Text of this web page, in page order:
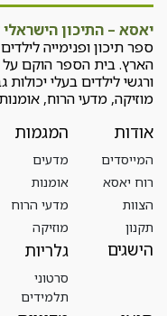
יאסא – התיכון הישראלי
ספר תיכון ופנימייה
הארץ. בית הספר הוקם
ורגשי לילדים בעלי
מוזיקה, מדעי הרוח,
אודות
המייסדים
רוח יאסא
הצוות
תקנון
המגמות
מדעים
אומנות
מדעי הרוח
מוזיקה
הישגים גלריות
סרטוני
תלמידים